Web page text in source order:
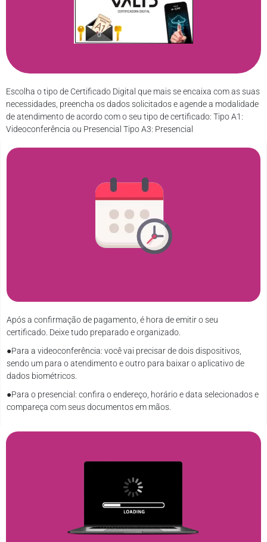
Escolha o tipo de Certificado Digital que mais se encaixa com as suas
necessidades, preencha os dados solicitados e agende a modalidade
de atendimento de acordo com o seu tipo de certificado: Tipo A1:
Videoconferência ou Presencial Tipo A3: Presencial
Após a confirmação de pagamento, é hora de emitir o seu
certificado. Deixe tudo preparado e organizado.
●Para a videoconferência: você vai precisar de dois dispositivos,
sendo um para o atendimento e outro para baixar o aplicativo de
dados biométricos.
●Para o presencial: confira o endereço, horário e data selecionados e
compareça com seus documentos em mãos.